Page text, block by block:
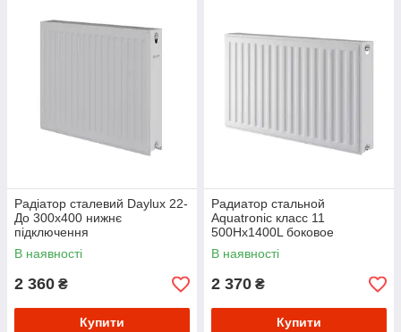
Радіатор сталевий Daylux 22-
До 300х400 нижнє
підключення
В наявності
2 360 ₴
Купити
Радиатор стальной
Aquatronic класс 11
500Hх1400L боковое
подключение
В наявності
2 370 ₴
Купити